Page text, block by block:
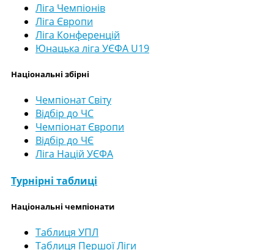
Ліга Чемпіонів
Ліга Європи
Ліга Конференцій
Юнацька ліга УЄФА U19
Національні збірні
Чемпіонат Світу
Відбір до ЧС
Чемпіонат Європи
Відбір до ЧЄ
Ліга Націй УЄФА
Турнірні таблиці
Національні чемпіонати
Таблиця УПЛ
Таблиця Першої Ліги